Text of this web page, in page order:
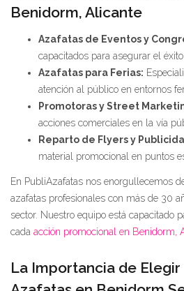
Benidorm, Alicante
Azafatas de Eventos y
capacitados para asegurar el
Azafatas para Ferias:
atención al público en entornos
Promotoras y Street
acciones comerciales en la vía
Reparto de Flyers y
material promocional en puntos
En PubliAzafatas nos enorgullecemos
azafatas profesionales con más de 30
sector. Nuestro equipo está capacitado
cada acción promocional en Benidorm,
La Importancia de